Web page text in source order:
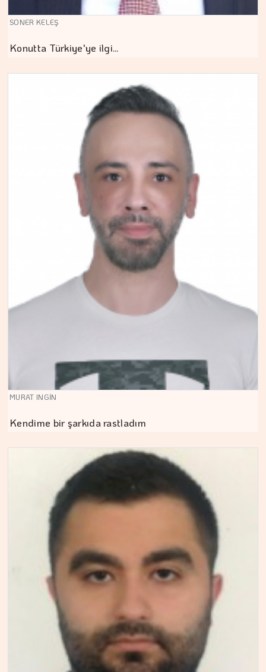
SONER KELEŞ
Konutta Türkiye'ye ilgi…
MURAT INGİN
Kendime bir şarkıda rastladım